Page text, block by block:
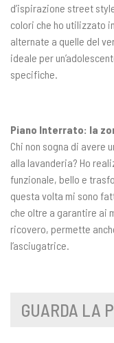
d’ispirazione street
colori che ho utilizzato
alternate a quelle del
ideale per
specifiche.
Piano Interrato: la
Chi non sogna di avere
alla lavanderia? Ho
funzionale, bello e
questa volta mi sono
che oltre a garantire ai
ricovero, permette
l’asciugatrice.
GUARDA LA